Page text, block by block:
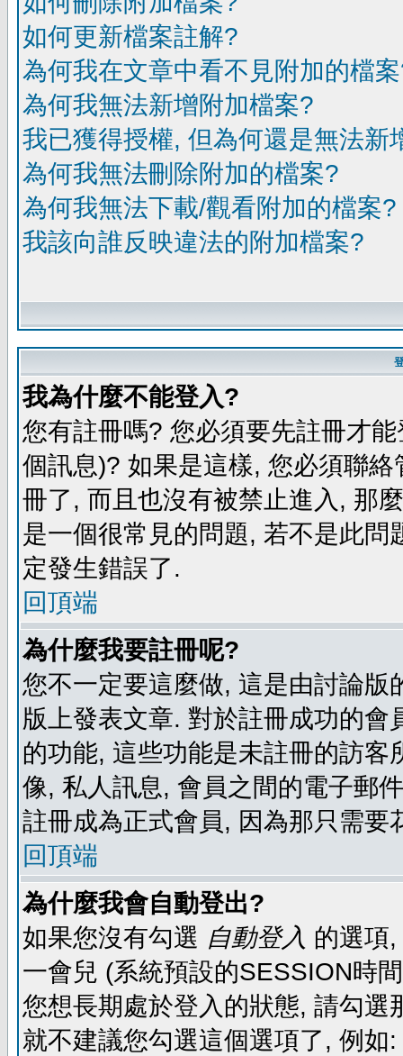
如何更新檔案註解?
為何我在文章中看不見附加的檔
為何我無法新增附加檔案?
我已獲得授權, 但為何還是無法新
為何我無法刪除附加的檔案?
為何我無法下載/觀看附加的檔案?
我該向誰反映違法的附加檔案?
我為什麼不能登入?
您有註冊嗎? 您必須要先註冊才
個訊息)? 如果是這樣, 您必須聯
冊了, 而且也沒有被禁止進入, 那
是一個很常見的問題, 若不是此
定發生錯誤了.
回頂端
為什麼我要註冊呢?
您不一定要這麼做, 這是由討論
版上發表文章. 對於註冊成功的
的功能, 這些功能是未註冊的訪
像, 私人訊息, 會員之間的電子郵
註冊成為正式會員, 因為那只需要
回頂端
為什麼我會自動登出?
如果您沒有勾選 自動登入 的選項
一會兒 (系統預設的SESSION時
您想長期處於登入的狀態, 請勾
就不建議您勾選這個選項了, 例